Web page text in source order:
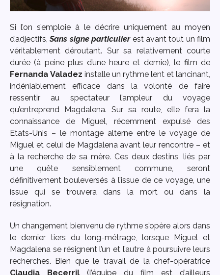
Si l’on s’emploie à le décrire uniquement au moyen
d’adjectifs,Sans signe particulierest avant tout un film
véritablement déroutant. Sur sa relativement courte
durée (à peine plus d’une heure et demie), le film de
Fernanda Valadez installe un rythme lent et lancinant,
indéniablement efficace dans la volonté de faire
ressentir au spectateur l’ampleur du voyage
qu’entreprend Magdalena. Sur sa route, elle fera la
connaissance de Miguel, récemment expulsé des
Etats-Unis – le montage alterne entre le voyage de
Miguel et celui de Magdalena avant leur rencontre – et
à la recherche de sa mère. Ces deux destins, liés par
une quête sensiblement commune, seront
définitivement bouleversés à l’issue de ce voyage, une
issue qui se trouvera dans la mort ou dans la
résignation.
Un changement bienvenu de rythme s’opère alors dans
le dernier tiers du long-métrage, lorsque Miguel et
Magdalena se résignent l’un et l’autre à poursuivre leurs
recherches. Bien que le travail de la chef-opératrice
Claudia
Becerril (l’équipe du film est d’ailleurs